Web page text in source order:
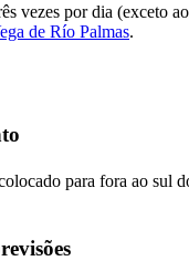
vezes por dia (exceto
de Río Palmas.
para fora ao sul